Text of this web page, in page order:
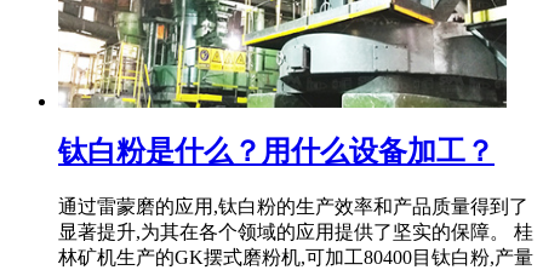
钛白粉是什么？用什么设备加工？
通过雷蒙磨的应用,钛白粉的生产效率和产品质量得到了
显著提升,为其在各个领域的应用提供了坚实的保障。 桂
林矿机生产的GK摆式磨粉机,可加工80400目钛白粉,产量